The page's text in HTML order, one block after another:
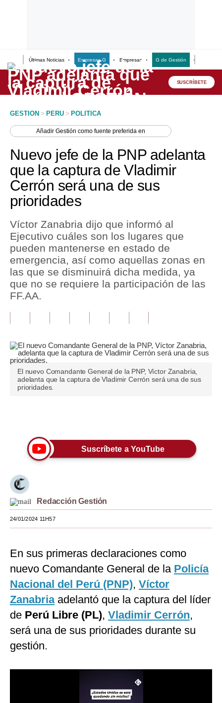
Últimas Noticias Empresas G Empresas G de Gestión
Lo último
Peru Quiosco
Economía
Mercados
Perú
Política
Tu Dinero
Finanzas Personales
Inmobiliarias
Plus G
Pregunta de hoy
Blogs
Viajes
Moda
Estilos
Mundo
EEUU
España
Internacional
Tecnología
Club del Suscriptor
SUSCRÍBETE
GESTION > PERU > POLITICA
AñadirGestión como fuente preferida en
Nuevo jefe de la PNP adelanta
que la captura de Vladimir
Cerrón será una de sus
prioridades
Víctor Zanabria dijo que informó al
Ejecutivo cuáles son los lugares que
pueden mantenerse en estado de
emergencia, así como aquellas zonas en
las que se disminuirá dicha medida, ya
que no se requiere la participación de las
FF.AA.
El nuevo Comandante General de la PNP, Víctor Zanabria,
adelanta que la captura de Vladimir Cerrón será una de sus
prioridades.
Suscríbete a YouTube
Redacción Gestión
24/01/2024 11H57
En sus primeras declaraciones como
nuevo Comandante General de la Policía
Nacional del Perú (PNP), Víctor
Zanabriaadelantó que la captura del líder
de Perú Libre (PL), Vladimir Cerrón,
será una de sus prioridades durante su
gestión.